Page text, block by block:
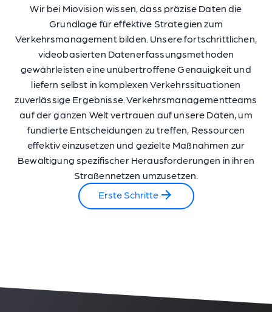
Wir bei Miovision wissen, dass präzise Daten die
Grundlage für effektive Strategien zum
Verkehrsmanagement bilden. Unsere fortschrittlichen,
videobasierten Datenerfassungsmethoden
gewährleisten eine unübertroffene Genauigkeit und
liefern selbst in komplexen Verkehrssituationen
zuverlässige Ergebnisse. Verkehrsmanagementteams
auf der ganzen Welt vertrauen auf unsere Daten, um
fundierte Entscheidungen zu treffen, Ressourcen
effektiv einzusetzen und gezielte Maßnahmen zur
Bewältigung spezifischer Herausforderungen in ihren
Straßennetzen umzusetzen.
Erste Schritte